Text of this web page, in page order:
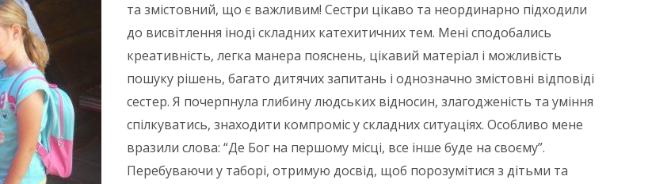
та змістовний, що є важливим! Сестри цікаво та неординарно підходили
до висвітлення іноді складних катехитичних тем. Мені сподобались
креативність, легка манера пояснень, цікавий матеріал і можливість
пошуку рішень, багато дитячих запитань і однозначно змістовні відповіді
сестер. Я почерпнула глибину людських відносин, злагодженість та уміння
спілкуватись, знаходити компроміс у складних ситуаціях. Особливо мене
вразили слова: “Де Бог на першому місці, все інше буде на своєму”.
Перебуваючи у таборі, отримую досвід, щоб порозумітися з дітьми та